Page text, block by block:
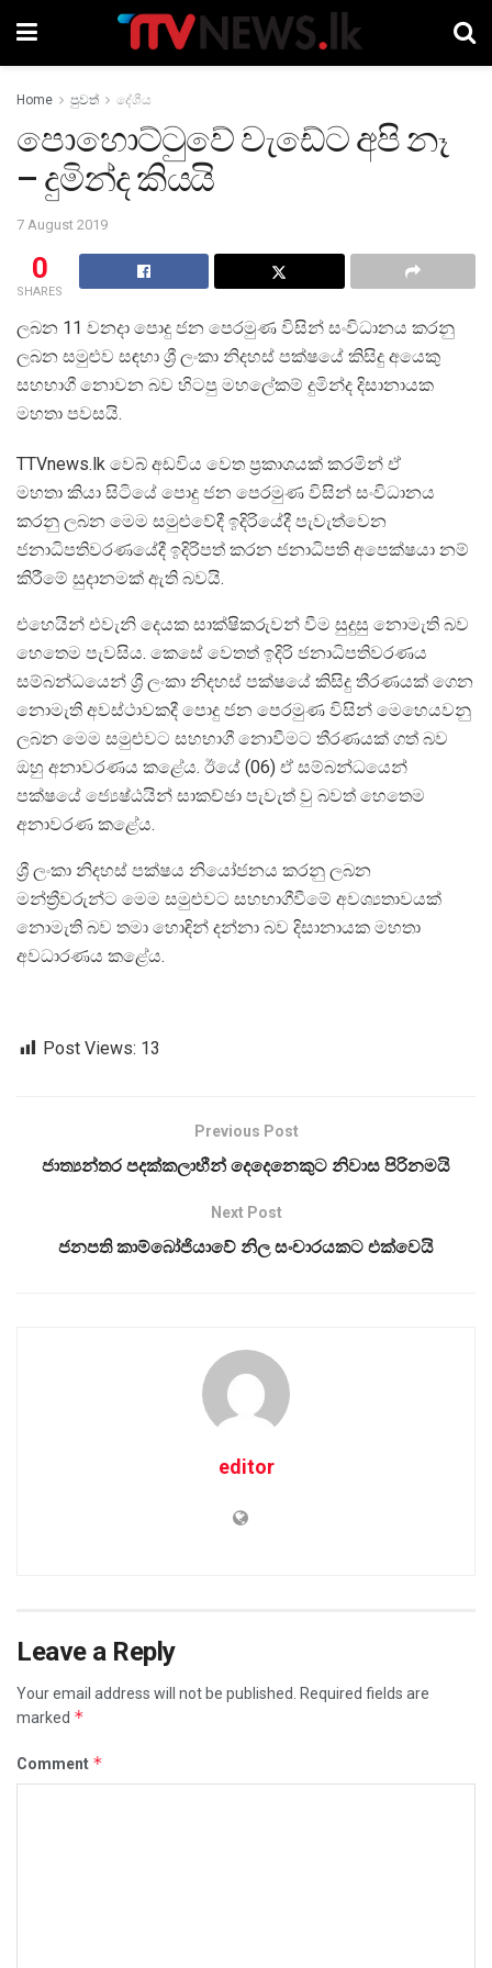
Home පුවත් දේශීය
පොහොට්ටුවේ වැඩේට අපි නෑ
– දුමින්ද කියයි
7 August 2019
0
SHARES
ලබන 11 වනදා පොදු ජන පෙරමුණ විසින් සංවිධානය කරනු
ලබන සමුළුව සඳහා ශ්‍රී ලංකා නිදහස් පක්ෂයේ කිසිදු අයෙකු
සහභාගී නොවන බව හිටපු මහලේකම් දුමින්ද දිසානායක
මහතා පවසයි.
TTVnews.lk වෙබ් අඩවිය වෙත ප්‍රකාශයක් කරමින් ඒ
මහතා කියා සිටියේ පොදු ජන පෙරමුණ විසින් සංවිධානය
කරනු ලබන මෙම සමුළුවේදී ඉදිරියේදී පැවැත්වෙන
ජනාධිපතිවරණයේදී ඉදිරිපත් කරන ජනාධිපති අපෙක්ෂයා නම්
කිරීමේ සුදානමක් ඇති බවයි.
එහෙයින් එවැනි දෙයක සාක්ෂිකරුවන් වීම සුදුසු නොමැති බව
හෙතෙම පැවසිය. කෙසේ වෙතත් ඉදිරි ජනාධිපතිවරණය
සම්බන්ධයෙන් ශ්‍රී ලංකා නිදහස් පක්ෂයේ කිසිදු තීරණයක් ගෙන
නොමැති අවස්ථාවකදී පොදු ජන පෙරමුණ විසින් මෙහෙයවනු
ලබන මෙම සමුළුවට සහභාගී නොවීමට තීරණයක් ගත් බව
ඔහු අනාවරණය කළේය. ඊයේ (06) ඒ සම්බන්ධයෙන්
පක්ෂයේ ජ්‍යෙෂ්ඨයින් සාකච්ඡා පැවැත් වු බවත් හෙතෙම
අනාවරණ කළේය.
ශ්‍රී ලංකා නිදහස් පක්ෂය නියෝජනය කරනු ලබන
මන්ත්‍රීවරුන්ට මෙම සමුළුවට සහභාගීවීමේ අවශ්‍යතාවයක්
නොමැති බව තමා හොඳින් දන්නා බව දිසානායක මහතා
අවධාරණය කළේය.
Post Views: 13
Previous Post
ජාත්‍යන්තර පදක්කලාභීන් දෙදෙනෙකුට නිවාස පිරිනමයි
Next Post
ජනපති කාම්බෝජියාවේ නිල සංචාරයකට එක්වෙයි
editor
Leave a Reply
Your email address will not be published.
Required fields are
marked *
Comment *